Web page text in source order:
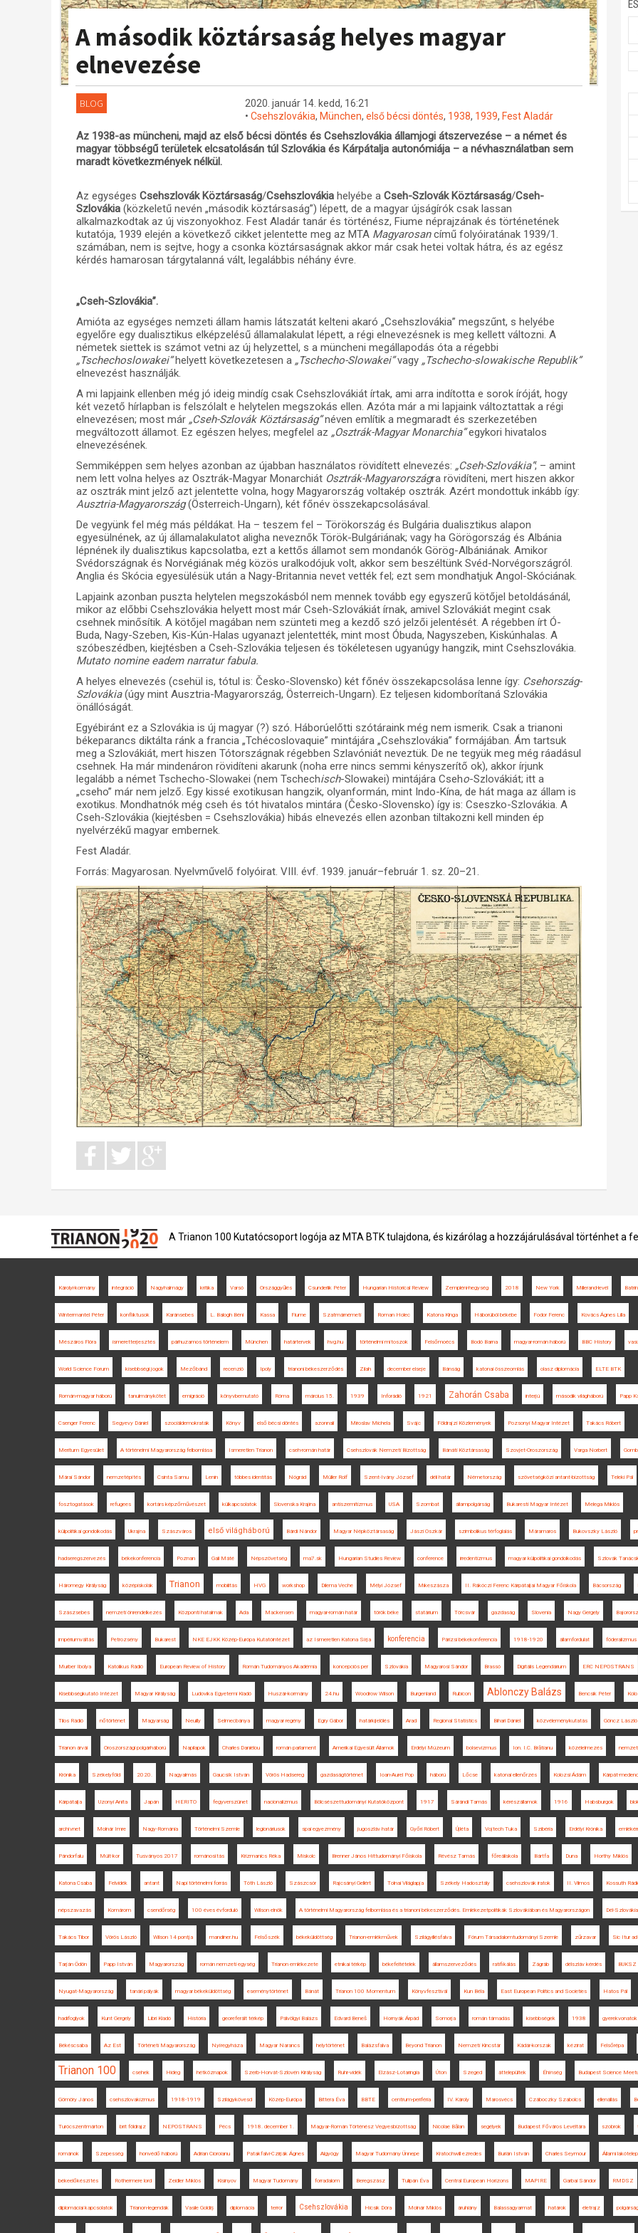
A második köztársaság helyes magyar
elnevezése
BLOG
2020. január 14. kedd, 16:21
• Csehszlovákia, München, első bécsi döntés, 1938, 1939, Fest Aladár
Az 1938-as müncheni, majd az első bécsi döntés és Csehszlovákia államjogi átszervezése – a német és
magyar többségű területek elcsatolásán túl Szlovákia és Kárpátalja autonómiája – a névhasználatban sem
maradt következmények nélkül.
Az egységes Csehszlovák Köztársaság/Csehszlovákia helyébe a Cseh-Szlovák Köztársaság/Cseh-
Szlovákia (közkeletű nevén „második köztársaság”) lépett, de a magyar újságírók csak lassan
alkalmazkodtak az új viszonyokhoz. Fest Aladár tanár és történész, Fiume néprajzának és történetének
kutatója, 1939 elején a következő cikket jelentette meg az MTA Magyarosancímű folyóiratának 1939/1.
számában, nem is sejtve, hogy a csonka köztársaságnak akkor már csak hetei voltak hátra, és az egész
kérdés hamarosan tárgytalanná vált, legalábbis néhány évre.
„Cseh-Szlovákia”.
Amióta az egységes nemzeti állam hamis látszatát kelteni akaró „Csehszlovákia” megszűnt, s helyébe
egyelőre egy dualisztikus elképzelésű államalakulat lépett, a régi elnevezésnek is meg kellett változni. A
németek siettek is számot vetni az új helyzettel, s a müncheni megállapodás óta a régebbi
„Tschechoslowakei”helyett következetesen a „Tschecho-Slowakei”vagy „Tschecho-slowakische Republik”
elnevezést használják.
A mi lapjaink ellenben még jó ideig mindíg csak Csehszlovákiát írtak, ami arra indította e sorok íróját, hogy
két vezető hírlapban is felszólalt e helytelen megszokás ellen. Azóta már a mi lapjaink változtattak a régi
elnevezésen; most már „Cseh-Szlovák Köztársaság”néven említik a megmaradt és szerkezetében
megváltozott államot. Ez egészen helyes; megfelel az „Osztrák-Magyar Monarchia”egykori hivatalos
elnevezésének.
Semmiképpen sem helyes azonban az újabban használatos rövidített elnevezés: „Cseh-Szlovákia”; – amint
nem lett volna helyes az Osztrák-Magyar Monarchiát Osztrák-Magyarországra rövidíteni, mert hiszen akkor
az osztrák mint jelző azt jelentette volna, hogy Magyarország voltakép osztrák. Azért mondottuk inkább így:
Ausztria-Magyarország(Österreich-Ungarn), két főnév összekapcsolásával.
De vegyünk fel még más példákat. Ha – teszem fel – Törökország és Bulgária dualisztikus alapon
egyesülnének, az új államalakulatot aligha neveznők Török-Bulgáriának; vagy ha Görögország és Albánia
lépnének ily dualisztikus kapcsolatba, ezt a kettős államot sem mondanók Görög-Albániának. Amikor
Svédországnak és Norvégiának még közös uralkodójuk volt, akkor sem beszéltünk Svéd-Norvégországról.
Anglia és Skócia egyesülésük után a Nagy-Britannia nevet vették fel; ezt sem mondhatjuk Angol-Skóciának.
Lapjaink azonban puszta helytelen megszokásból nem mennek tovább egy egyszerű kötőjel betoldásánál,
mikor az előbbi Csehszlovákia helyett most már Cseh-Szlovákiát írnak, amivel Szlovákiát megint csak
csehnek minősítik. A kötőjel magában nem szünteti meg a kezdő szó jelzői jelentését. A régebben írt Ó-
Buda, Nagy-Szeben, Kis-Kún-Halas ugyanazt jelentették, mint most Óbuda, Nagyszeben, Kiskúnhalas. A
szóbeszédben, kiejtésben a Cseh-Szlovákia teljesen és tökéletesen ugyanúgy hangzik, mint Csehszlovákia.
Mutato nomine eadem narratur fabula.
A helyes elnevezés (csehül is, tótul is: Česko-Slovensko) két főnév összekapcsolása lenne így: Csehország-
Szlovákia(úgy mint Ausztria-Magyarország, Österreich-Ungarn). Ez teljesen kidomborítaná Szlovákia
önállóságát.
Egyébiránt ez a Szlovákia is új magyar (?) szó. Háborúelőtti szótáraink még nem ismerik. Csak a trianoni
békeparancs diktálta ránk a francia „Tchécoslovaquie” mintájára „Csehszlovákia” formájában. Ám tartsuk
meg a Szlovákiát, mert hiszen Tótországnak régebben Szlavóniát neveztük. De ne tegyük meg még ráadásul
csehnek. Ha már mindenáron rövidíteni akarunk (noha erre nincs semmi kényszerítő ok), akkor írjunk
legalább a német Tschecho-Slowakei (nem Tschechisch-Slowakei) mintájára Cseho-Szlovákiát; itt a
„cseho” már nem jelző. Egy kissé exotikusan hangzik, olyanformán, mint Indo-Kína, de hát maga az állam is
exotikus. Mondhatnók még cseh és tót hivatalos mintára (Česko-Slovensko) így is: Cseszko-Szlovákia. A
Cseh-Szlovákia (kiejtésben = Csehszlovákia) hibás elnevezés ellen azonban tiltakozni kell minden ép
nyelvérzékű magyar embernek.
Fest Aladár.
Forrás: Magyarosan. Nyelvművelő folyóirat. VIII. évf. 1939. január–február 1. sz. 20–21.
A Trianon 100 Kutatócsoport logója az MTA BTK tulajdona, és kizárólag a hozzájárulásával történhet a
Károlyi-kormány integráció Nagyhalmágy kritika Varsó Országgyűlés Csunderlik Péter Hungarian Historical Review Zempléni-hegység 2018 New York Millerand-levél
Wintermantel Péter konfliktusok Karánsebes L. Balogh Béni Kassa Fiume Szatmárnémeti Roman Holec Katona Kinga Háborúból békébe Fodor Ferenc Kovács Ágnes Lilla
Mészáros Flóra ismeretterjesztés párhuzamos történelem München határtervek hvg.hu történelmi mítoszok Felsőmoécs Bodó Barna magyar-román háború BBC History
World Science Forum kisebbségi jogok Mezőbánd recenzió Ipoly trianoni békeszerződés Zilah december elseje Bánság katonai összeomlás olasz diplomácia ELTE BTK
Román-magyar háború tanulmánykötet emigráció könyvbemutató Róma március 15. 1939 Inforádió 1921 Zahorán Csaba interjú második világháború Papp
Csenger Ferenc Segyevy Dániel szociáldemokraták Könyv első bécsi döntés azonnali Miroslav Michela Svájc Földrajzi Közlemények Pozsonyi Magyar Intézet Takács Róbert
Meritum Egyesület A történelmi Magyarország felbomlása Ismeretlen Trianon cseh-román határ Csehszlovák Nemzeti Bizottság Bánáti Köztársaság Szovjet-Oroszország Varga Norbert
Márai Sándor nemzetépítés Csinta Samu Lenin többes identitás Nógrád Müller Rolf Szent-Ivány József déli határ Németország szövetségközi antant-bizottság Teleki Pál
fosztogatások refugees kortárs képzőművészet külkapcsolatok Slovenska Krajina antiszemitizmus USA Szombat állampolgárság Bukaresti Magyar Intézet Melega Miklós
külpolitikai gondolkodás Ukrajna Szászváros első világháború Bárdi Nándor Magyar Népköztársaság Jászi Oszkár szimbolikus térfoglalás Máramaros Bukovszky László
hadseregszervezés békekonferencia Poznan Gali Máté Népszövetség ma7.sk Hungarian Studies Review conference irredentizmus magyar külpolitikai gondolkodás Szlovák
Háromegy Királyság középiskolák Trianon mobilitás HVG workshop Dilema Veche Mélyi József Mikeszásza II. Rákóczi Ferenc Kárpátaljai Magyar Főiskola Bácsország
Szászsebes nemzeti önrendelkezés Központi hatalmak Ada Mackensen magyar-román határ török béke statárium Törcsvár gazdaság Slovenia Nagy Gergely
impériumváltás Petrozsény Bukarest NKE EJKK Közép-Európa Kutatóintézet az Ismeretlen Katona Sírja konferencia Párizsi békekonferencia 1918-1920 államfordulat föderalizmus
Murber Ibolya Katolikus Rádió European Review of History Román Tudományos Akadémia koncepciós per Szlovákia Magyarosi Sándor Brassó Digitális Legendárium ERC NEPOSTRANS
Kisebbségkutató Intézet Magyar Királyság Ludovika Egyetemi Kiadó Huszár-kormány 24.hu Woodrow Wilson Burgenland Rubicon Ablonczy Balázs Bencsik Péter
Tilos Rádió nőtörténet Magyarság Neuilly Selmecbánya magyar regény Egry Gábor határkijelölés Arad Regional Statistics Bihari Dániel közvéleménykutatás Göncz László
Trianon árvái Oroszországi polgárháború Napilapok Charles Daniélou román parlament Amerikai Egyesült Államok Erdélyi Múzeum bolsevizmus Ion. I.C. Brătianu közélelmezés
Krónika Székelyföld 2020. Nagyalmás Gaucsík István Vörös Hadsereg gazdaságtörténet Ioan-Aurel Pop háború Lőcse katonai ellenőrzés Kolozsi Ádám Kárpát-
Kárpátalja Uzonyi Anita Japán HERITO fegyverszünet nacionalizmus Bölcsészettudományi Kutatóközpont 1917 Sárándi Tamás kérészállamok 1916 Habsburgok
archívnet Molnár Imre Nagy-Románia Történelmi Szemle legionáriusok spai egyezmény jugoszláv határ Győri Róbert Újléta Vojtech Tuka Szibéria Erdélyi Krónika
Pándorfalu Múlt-kor Tusványos 2017 románosítás Krizmanics Réka Miskolc Brenner János Hittudományi Főiskola Révész Tamás főreáliskola Bártfa Duna Horthy Miklós
Katona Csaba Felvidék antant Napi történelmi forrás Tóth László Szászcsór Rajcsányi Gellért Tolnai Világlapja Székely Hadosztály csehszlovák iratok II. Vilmos Kossuth
népszavazás Komárom csendőrség 100 éves évforduló Wilson elnök A történelmi Magyarország felbomlása és a trianoni békeszerződés. Emlékezetpolitikák Szlovákiában és Magyarországon Dél-Szlovákia
Takács Tibor Vörös László Wilson 14 pontja mandiner.hu Felsőszék békeküldöttség Trianon-emlékművek Szilágyillésfalva Fórum Társadalomtudományi Szemle zűrzavar Sic Itur
Tarján Ödön Papp István Magyarország román nemzeti egység Trianon emlékezete etnikai térkép békefeltételek államszerveződés ratifikálás Zágráb délszláv kérdés BUKSZ
Nyugat-Magyarország tanári pályák magyar békeküldöttség eseménytörténet Bánát Trianon 100 Momentum Könyvfesztivál Kun Béla East European Politics and Societies Hatos Pál
hadifoglyok Kunt Gergely Libri Kiadó História georeferált térkép Pálvölgyi Balázs Edvard Beneš Hornyák Árpád Somorja román támadás kisebbségek 1938 gyerekvonatok
Békéscsaba Az Est Történeti Magyarország Nyíregyháza Magyar Narancs helytörténet Balázsfalva Beyond Trianon Nemzeti Kincstár Kádár-korszak kézirat Felsőrépa
Trianon 100 csehek Hideg hétköznapok Szerb-Horvát-Szlovén Királyság Ruhr-vidék Elzász-Lotaringia Úton Szeged áttelepültek Éhínség Budapest Science
Gömöry János csehszlovakizmus 1918-1919 Szilágykövesd Közép-Európa Bittera Éva BBTE centrum-periféria IV. Károly Marosvécs Czáboczky Szabolcs ellenállás
Turócszentmárton brit földrajz NEPOSTRANS Pécs 1918. december 1. Magyar-Román Történész Vegyesbizottság Nicolae Bălan segélyek Budapest Főváros Levéltára szobrok
románok Szepesség honvédő háború Adrian Cioroianu Patakfalvi-Czirják Ágnes Algyógy Magyar Tudomány Ünnepe Kratochwill ezredes Burián István Charles Seymour Állami lakótelep
békeelőkészítés Rothermere lord Zeidler Miklós Kisinyov Magyar Tudomány forradalom Beregszász Tulipán Éva Central European Horizons MAPIRE Garbai Sándor RMDSZ
diplomáciai kapcsolatok Trianon-legendák Vasile Goldiș diplomácia terror Csehszlovákia Hicsik Dóra Molnár Miklós áruhiány Balassagyarmat határok életrajz polgárság